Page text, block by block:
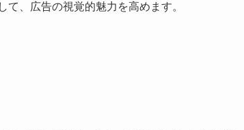
て、広告の視覚的魅力を高めます。